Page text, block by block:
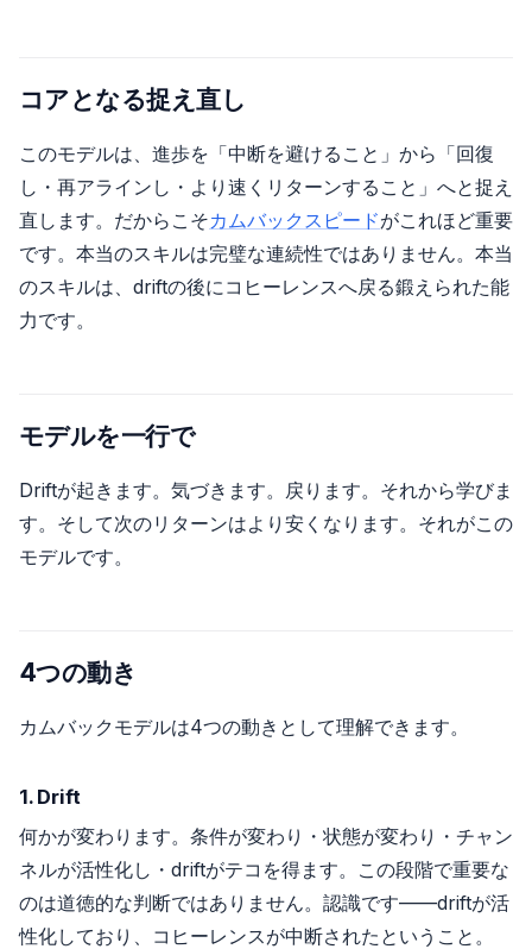
コアとなる捉え直し
このモデルは、進歩を「中断を避けること」から「回復
し・再アラインし・より速くリターンすること」へと捉え
直します。だからこそカムバックスピードがこれほど重要
です。本当のスキルは完璧な連続性ではありません。本当
のスキルは、driftの後にコヒーレンスへ戻る鍛えられた能
力です。
モデルを一行で
Driftが起きます。気づきます。戻ります。それから学びま
す。そして次のリターンはより安くなります。それがこの
モデルです。
4つの動き
カムバックモデルは4つの動きとして理解できます。
1. Drift
何かが変わります。条件が変わり・状態が変わり・チャン
ネルが活性化し・driftがテコを得ます。この段階で重要な
のは道徳的な判断ではありません。認識です——driftが活
性化しており、コヒーレンスが中断されたということ。